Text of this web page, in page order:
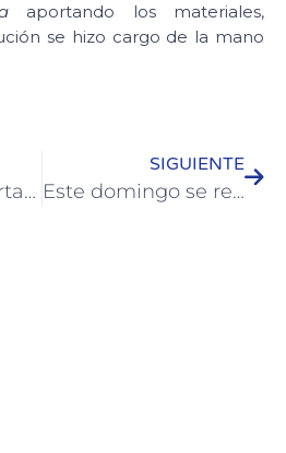
aportando los materiales,
se hizo cargo de la mano
Reabrió sus puertas América Shopping de Colón
SIGUIENTE
Este domingo se realizará el evento solidario a la gorra “Músicos por Thiago”